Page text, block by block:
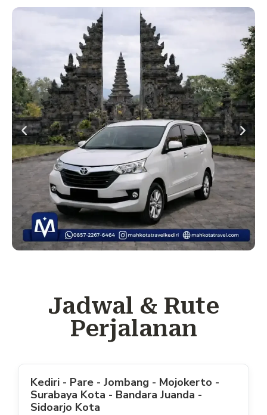
Jadwal & Rute
Perjalanan
Kediri - Pare - Jombang - Mojokerto -
Surabaya Kota - Bandara Juanda -
Sidoarjo Kota